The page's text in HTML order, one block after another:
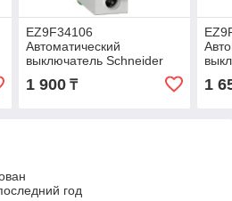
EZ9F34106
Автоматический
выключатель Schneider
Electric серии Easy9 1P,
6A, C, 4.5кА/230В
1 900₸ 1
год